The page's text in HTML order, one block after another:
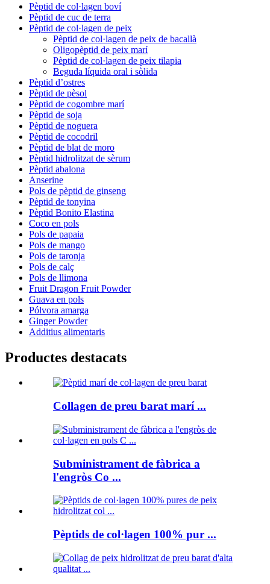
Pèptid de col·lagen boví
Pèptid de cuc de terra
Pèptid de col·lagen de peix
Pèptid de col·lagen de peix de bacallà
Oligopèptid de peix marí
Pèptid de col·lagen de peix tilapia
Beguda líquida oral i sòlida
Pèptid d’ostres
Pèptid de pèsol
Pèptid de cogombre marí
Pèptid de soja
Pèptid de noguera
Pèptid de cocodril
Pèptid de blat de moro
Pèptid hidrolitzat de sèrum
Pèptid abalona
Anserine
Pols de pèptid de ginseng
Pèptid de tonyina
Pèptid Bonito Elastina
Coco en pols
Pols de papaia
Pols de mango
Pols de taronja
Pols de calç
Pols de llimona
Fruit Dragon Fruit Powder
Guava en pols
Pólvora amarga
Ginger Powder
Additius alimentaris
Productes destacats
Collagen de preu barat marí ...
Subministrament de fàbrica a
l'engròs Co ...
Pèptids de col·lagen 100% pur ...